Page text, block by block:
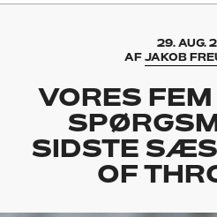
29. AUG.
AFJAKOB
VORES
SIDSTE
OF